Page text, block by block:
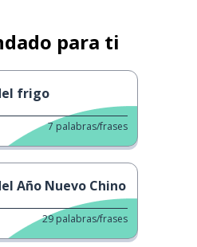
para ti
frigo
7 palabras/frases
Año Nuevo Chino
29 palabras/frases